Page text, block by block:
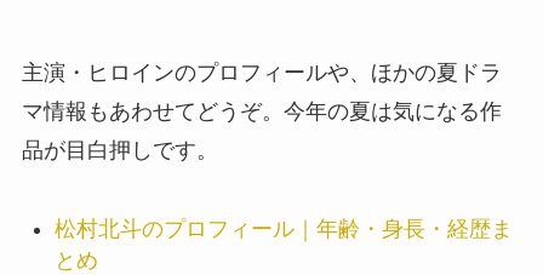
主演・ヒロインのプロフィールや、ほかの夏ドラ
マ情報もあわせてどうぞ。今年の夏は気になる作
品が目白押しです。
松村北斗のプロフィール｜年齢・身長・経歴ま
とめ